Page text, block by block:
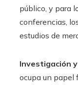
público, y para
conferencias,
estudios de
Investigación
ocupa un papel